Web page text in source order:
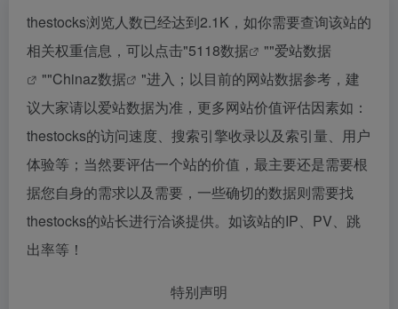
thestocks浏览人数已经达到2.1K，如你需要查询该站的
相关权重信息，可以点击"5118数据 ""爱站数据
""Chinaz数据
"进入；以目前的网站数据参考，建
议大家请以爱站数据为准，更多网站价值评估因素如：
thestocks的访问速度、搜索引擎收录以及索引量、用户
体验等；当然要评估一个站的价值，最主要还是需要根
据您自身的需求以及需要，一些确切的数据则需要找
thestocks的站长进行洽谈提供。如该站的IP、PV、跳
出率等！
特别声明